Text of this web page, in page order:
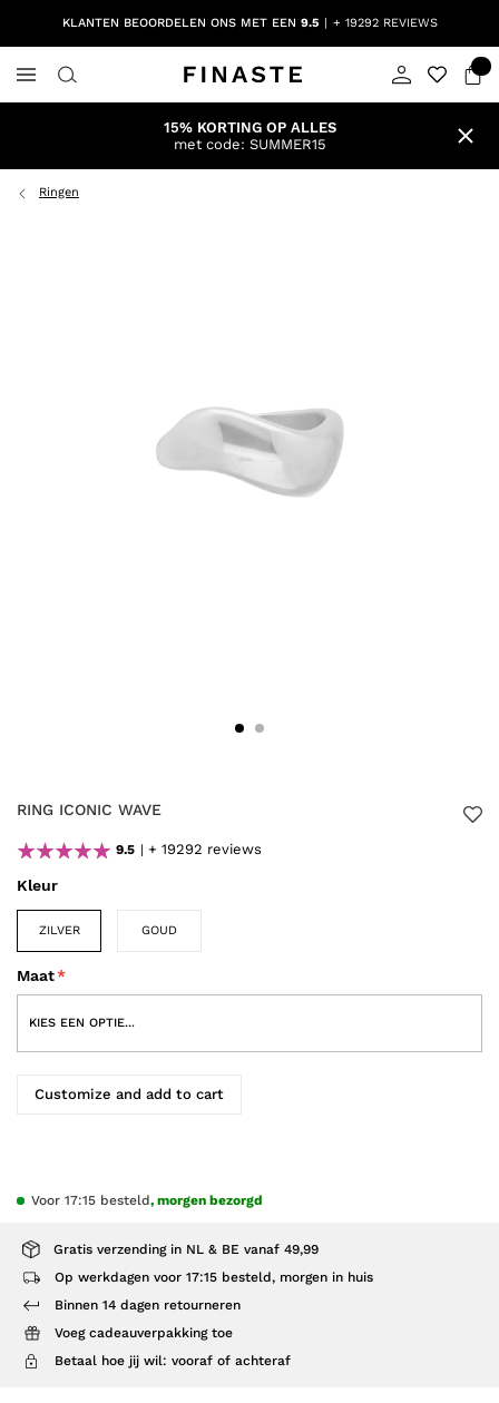
KLANTEN BEOORDELEN ONS MET EEN 9.5 + 19292 REVIEWS
15% KORTING OP ALLES
met code: SUMMER15
Ringen
RING ICONIC WAVE
Kleur
ZILVER GOUD
9.5 + 19292 reviews
Gratis verzending in NL & BE vanaf 49,99
Op werkdagen voor 17:15 besteld, morgen in huis
Binnen 14 dagen retourneren
Voeg cadeauverpakking toe
Betaal hoe jij wil: vooraf of achteraf
Maat
Customize and add to cart
Voor 17:15 besteld, morgen bezorgd